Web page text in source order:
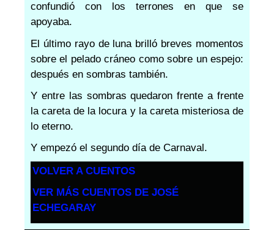
confundió con los terrones en que se
apoyaba.
El último rayo de luna brilló breves momentos
sobre el pelado cráneo como sobre un espejo:
después en sombras también.
Y entre las sombras quedaron frente a frente
la careta de la locura y la careta misteriosa de
lo eterno.
Y empezó el segundo día de Carnaval.
VOLVER A CUENTOS
VER MÁS CUENTOS DE JOSÉ
ECHEGARAY